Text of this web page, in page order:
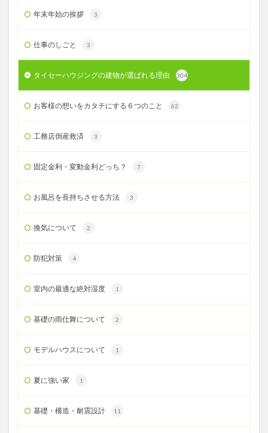
年末年始の挨拶 3
仕事のしごと 3
タイセーハウジングの建物が選ばれる理由 304
お客様の想いをカタチにする６つのこと 62
工務店倒産救済 3
固定金利・変動金利どっち？ 7
お風呂を長持ちさせる方法 3
換気について 2
防犯対策 4
室内の最適な絶対湿度 1
基礎の雨仕舞について 2
モデルハウスについて 1
夏に強い家 1
基礎・構造・耐震設計 11